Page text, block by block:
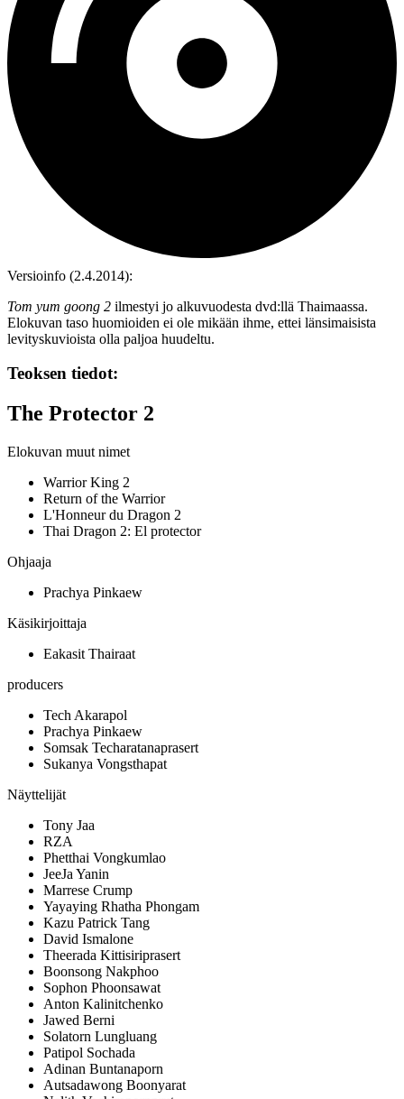
Versioinfo (2.4.2014):
Tom yum goong 2 ilmestyi jo alkuvuodesta dvd:llä Thaimaassa.
Elokuvan taso huomioiden ei ole mikään ihme, ettei länsimaisista
levityskuvioista olla paljoa huudeltu.
Teoksen tiedot:
The Protector 2
Elokuvan muut nimet
Warrior King 2
Return of the Warrior
L'Honneur du Dragon 2
Thai Dragon 2: El protector
Ohjaaja
Prachya Pinkaew
Käsikirjoittaja
Eakasit Thairaat
producers
Tech Akarapol
Prachya Pinkaew
Somsak Techaratanaprasert
Sukanya Vongsthapat
Näyttelijät
Tony Jaa
RZA
Phetthai Vongkumlao
JeeJa Yanin
Marrese Crump
Yayaying Rhatha Phongam
Kazu Patrick Tang
David Ismalone
Theerada Kittisiriprasert
Boonsong Nakphoo
Sophon Phoonsawat
Anton Kalinitchenko
Jawed Berni
Solatorn Lungluang
Patipol Sochada
Adinan Buntanaporn
Autsadawong Boonyarat